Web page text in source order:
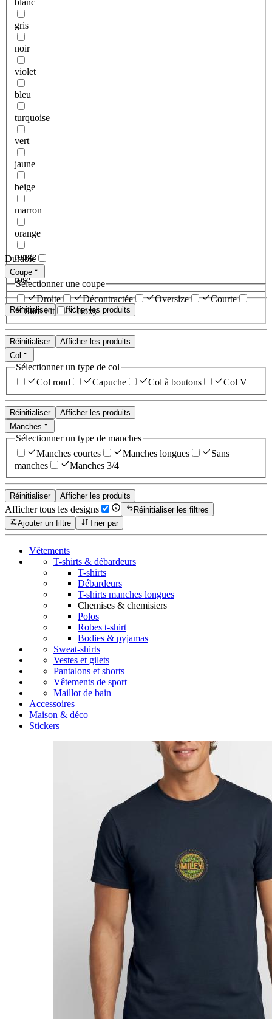
blanc
gris
noir
violet
bleu
turquoise
vert
jaune
beige
marron
orange
rouge
rose
Réinitialiser Afficher les produits
Durable
Coupe
Sélectionner une coupe
Droite
Décontractée Oversize
Courte
Slim Fit
Boxy
Réinitialiser
Afficher les produits
Col
Sélectionner un type de col
Col rond
Capuche Col à boutons Col V
Réinitialiser
Afficher les produits
Manches
Sélectionner un type de manches
Manches courtes
Manches longues
Sans
manches
Manches 3/4
Réinitialiser Afficher les produits
Afficher tous les designs
Réinitialiser les filtres
Ajouter un filtre
Trier par
Vêtements
T-shirts & débardeurs
T-shirts
Débardeurs
T-shirts manches longues
Chemises & chemisiers
Polos
Robes t-shirt
Bodies & pyjamas
Sweat-shirts
Vestes et gilets
Pantalons et shorts
Vêtements de sport
Maillot de bain
Accessoires
Maison & déco
Stickers